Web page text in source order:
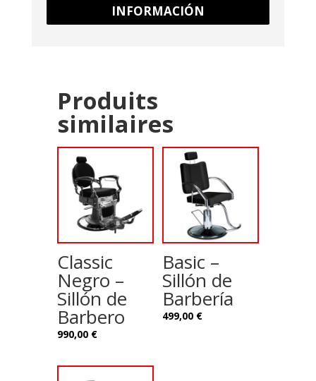
INFORMACIÓN
Produits
similaires
Classic
Negro –
Sillón de
Barbero
990,00 €
Basic –
Sillón de
Barbería
499,00 €